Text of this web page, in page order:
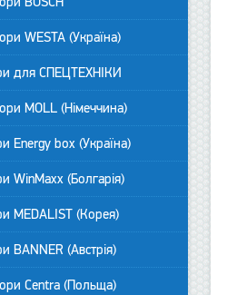
WESTA (Україна)
для СПЕЦТЕХНІКИ
MOLL (Німеччина)
Energy box (Україна)
WinMaxx (Болгарія)
MEDALIST (Корея)
BANNER (Австрія)
Centra (Польща)